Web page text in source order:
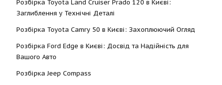
Розбірка Toyota Land Cruiser Prado 120 в Києві:
Заглиблення у Технічні Деталі
Розбірка Toyota Camry 50 в Києві: Захоплюючий Огляд
Розбірка Ford Edge в Києві: Досвід та Надійність для
Вашого Авто
Розбірка Jeep Compass